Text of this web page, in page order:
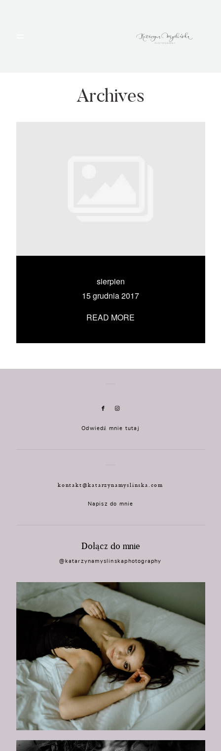
Archives
sierpien
15 grudnia 2017
READ MORE
PORTFOLIO
UMÓW SIĘ ZE MNĄ →
Odwiedź mnie tutaj
kontakt@katarzynamyslinska.com
Napisz do mnie
Dołącz do mnie
@katarzynamyslinskaphotography